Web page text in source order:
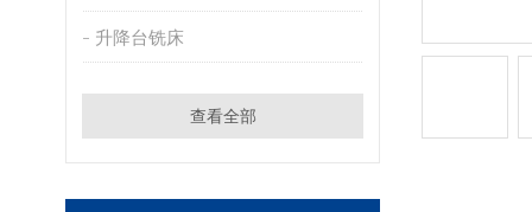
升降台铣床
查看全部